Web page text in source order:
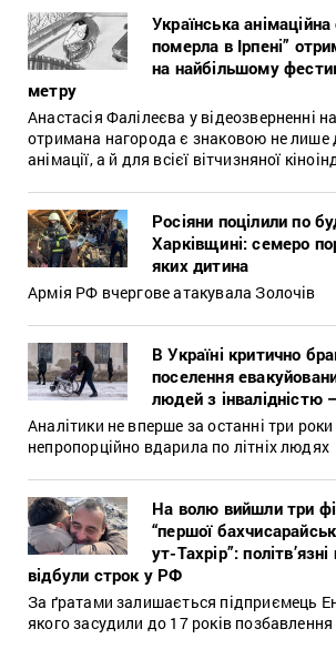
Українська анімаційна
померла в Ірпені”
на найбільшому
метру
Анастасія Фалілеєва у відеозверненні
отримана нагорода є знаковою не лише
анімації, а й для всієї вітчизняної
Росіяни поцілили по
Харківщині: семеро
яких дитина
Армія РФ вчергове атакувала Золочів
В Україні критично
поселення
людей з інвалідністю
Аналітики не вперше за останні три
непропорційно вдарила по літніх людях
На волю вийшли три
“першої
ут-Тахрір”:
відбули строк у РФ
За ґратами залишається підприємець
якого засудили до 17 років позбавлення